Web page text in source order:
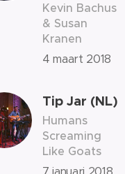
Kevin Bachus
& Susan
Kranen
4 maart 2018
Tip Jar (NL)
Humans
Screaming
Like Goats